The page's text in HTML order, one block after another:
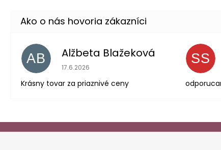
AB Alžbeta Blažeková
Hodnotenie obchodu je 5 z 5 hviezdičiek.
17.6.2026
Krásny tovar za priaznivé ceny
SS
Z